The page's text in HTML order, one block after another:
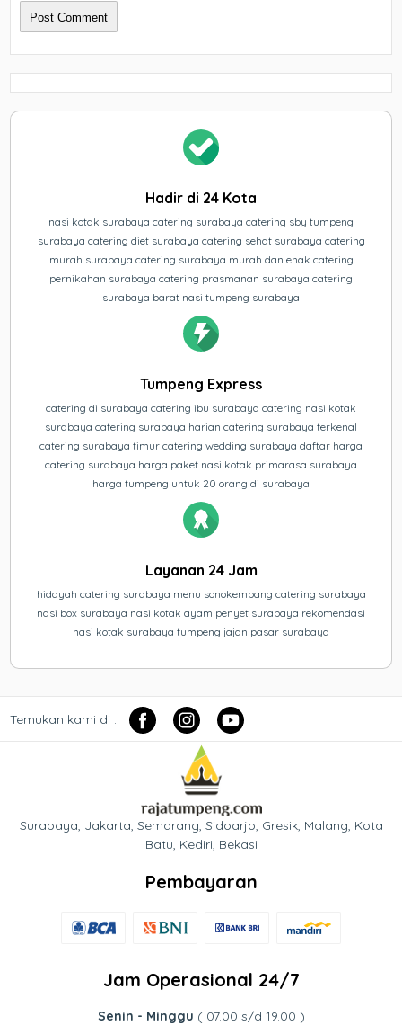
Hadir di 24 Kota
nasi kotak surabaya catering surabaya catering sby tumpeng
surabaya catering diet surabaya catering sehat surabaya catering
murah surabaya catering surabaya murah dan enak catering
pernikahan surabaya catering prasmanan surabaya catering
surabaya barat nasi tumpeng surabaya
Tumpeng Express
catering di surabaya catering ibu surabaya catering nasi kotak
surabaya catering surabaya harian catering surabaya terkenal
catering surabaya timur catering wedding surabaya daftar harga
catering surabaya harga paket nasi kotak primarasa surabaya
harga tumpeng untuk 20 orang di surabaya
Layanan 24 Jam
hidayah catering surabaya menu sonokembang catering surabaya
nasi box surabaya nasi kotak ayam penyet surabaya rekomendasi
nasi kotak surabaya tumpeng jajan pasar surabaya
Temukan kami di :
Surabaya, Jakarta, Semarang, Sidoarjo, Gresik, Malang, Kota
Batu, Kediri, Bekasi
Pembayaran
Jam Operasional 24/7
Senin - Minggu ( 07.00 s/d 19.00 )